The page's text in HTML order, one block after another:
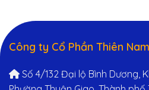
Công ty Cổ Phần Thiên
Số 4/132 Đại lộ Bình Dương,